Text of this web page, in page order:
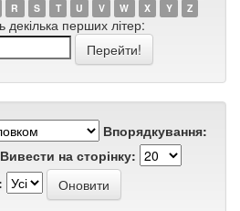
R S T U V W X Y Z
декілька перших літер:
Впорядкування:
Вивести на сторінку: